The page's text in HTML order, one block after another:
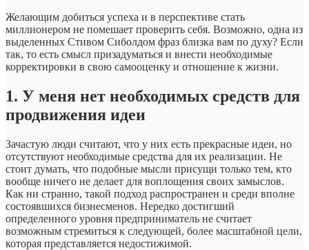
Желающим добиться успеха и в перспективе стать
миллионером не помешает проверить себя. Возможно, одна из
выделенных Стивом Сиболдом фраз близка вам по духу? Если
так, то есть смысл призадуматься и внести необходимые
корректировки в свою самооценку и отношение к жизни.
1. У меня нет необходимых средств для
продвижения идеи
Зачастую люди считают, что у них есть прекрасные идеи, но
отсутствуют необходимые средства для их реализации. Не
стоит думать, что подобные мысли присущи только тем, кто
вообще ничего не делает для воплощения своих замыслов.
Как ни странно, такой подход распространен и среди вполне
состоявшихся бизнесменов. Нередко достигший
определенного уровня предприниматель не считает
возможным стремиться к следующей, более масштабной цели,
которая представляется недостижимой.